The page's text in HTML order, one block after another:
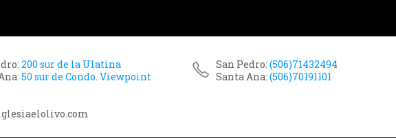
200 sur de la Ulatina
50 sur de Condo. Viewpoint
San Pedro: (506)71432494
Santa Ana: (506)70191101